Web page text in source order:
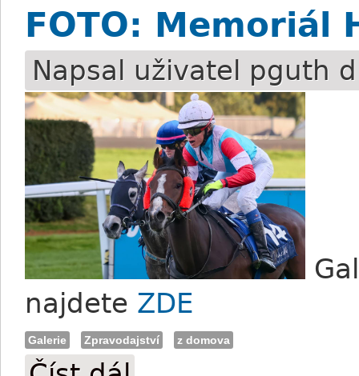
FOTO: Memoriál
Napsal uživatel pguth
najdete ZDE
Galerie Zpravodajství z domova